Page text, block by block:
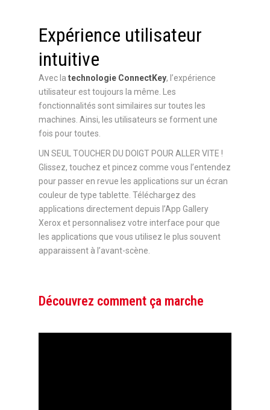
Expérience utilisateur
intuitive
Avec la technologie ConnectKey, l’expérience
utilisateur est toujours la même. Les
fonctionnalités sont similaires sur toutes les
machines. Ainsi, les utilisateurs se forment une
fois pour toutes.
UN SEUL TOUCHER DU DOIGT POUR ALLER VITE !
Glissez, touchez et pincez comme vous l’entendez
pour passer en revue les applications sur un écran
couleur de type tablette. Téléchargez des
applications directement depuis l’App Gallery
Xerox et personnalisez votre interface pour que
les applications que vous utilisez le plus souvent
apparaissent à l’avant-scène.
Découvrez comment ça marche